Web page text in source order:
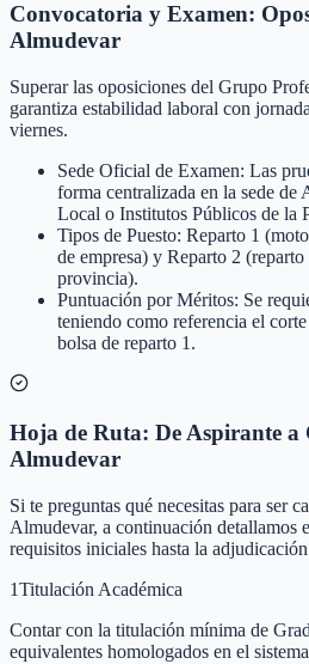
Convocatoria y Examen:
Almudevar
Superar las oposiciones del Grupo
garantiza estabilidad laboral con
viernes.
Sede Oficial de Examen: Las
forma centralizada en la sede de
Local o Institutos Públicos de la
Tipos de Puesto: Reparto 1
de empresa) y Reparto 2
provincia).
Puntuación por Méritos: Se
teniendo como referencia el
bolsa de reparto 1.
Hoja de Ruta: De Aspirante a
Almudevar
Si te preguntas qué necesitas para ser
Almudevar, a continuación detallamos
requisitos iniciales hasta la
1Titulación Académica
Contar con la titulación mínima de
equivalentes homologados en el